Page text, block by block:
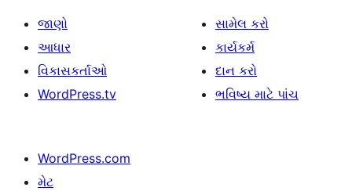
જાણો
આધાર
વિકાસકર્તાઓ
WordPress.tv
સામેલ કરો
કાર્યકર્મ
દાન કરો
ભવિષ્ય માટે પાંચ
WordPress.com
મેટ